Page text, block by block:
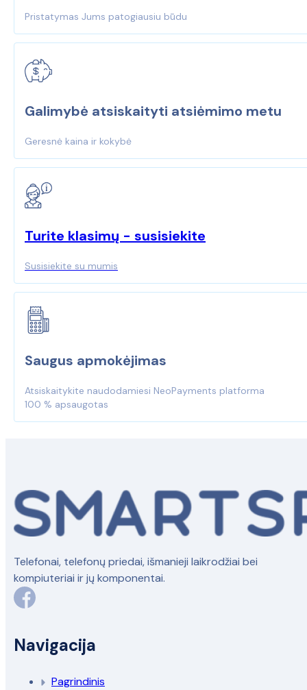
the
product
Pristatymas Jums patogiausiu būdu
Galimybė atsiskaityti atsiėmimo metu
Geresnė kaina ir kokybė
Turite klasimų - susisiekite
Susisiekite su mumis
Saugus apmokėjimas
Atsiskaitykite naudodamiesi NeoPayments platforma
100 % apsaugotas
Telefonai, telefonų priedai, išmanieji laikrodžiai bei
kompiuteriai ir jų komponentai.
Navigacija
Pagrindinis